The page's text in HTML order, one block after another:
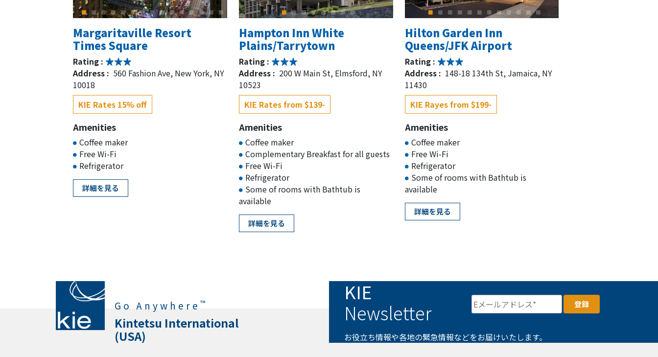
Margaritaville Resort
Times Square
Rating :
Address : 560 Fashion Ave, New York, NY
10018
KIE Rates 15% off
Amenities
Coffee maker
Free Wi-Fi
Refrigerator
詳細を見る
Hampton Inn White
Plains/Tarrytown
Rating :
Address : 200 W Main St, Elmsford, NY
10523
KIE Rates from $139-
Amenities
Coffee maker
Complementary Breakfast for all guests
Free Wi-Fi
Refrigerator
Some of rooms with Bathtub is
available
詳細を見る
Hilton Garden Inn
Queens/JFK Airport
Rating :
Address : 148-18 134th St, Jamaica, NY
11430
KIE Rayes from $199-
Amenities
Coffee maker
Free Wi-Fi
Refrigerator
Some of rooms with Bathtub is
available
詳細を見る
KIE
Newsletter
お役立ち情報や各地の緊急情報などをお届けいたします。
Go Anywhere ™
Kintetsu International
(USA)